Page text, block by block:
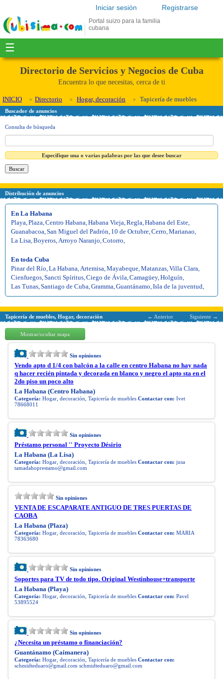
Registrarse
Iniciar sesión
Portal suizo para la familia
cubana
☰
Directorio de Servicios y Negocios de Cuba
Encuentra lo que necesitas, cerca de ti
INICIO Directorio Hogar, decoración Tapicería de muebles
Buscador de anuncios
Consulta de búsqueda
Especifique una o varias palabras por las que desee buscar
Distribución de anuncios
En La Habana
Playa Plaza Centro Habana Habana Vieja Regla Habana del Este
Guanabacoa San Miguel del Padrón 10 de Octubre Cerro Marianao
La Lisa Boyeros Arroyo Naranjo Cotorro
En toda Cuba
Pinar del Río La Habana Artemisa Mayabeque Matanzas Villa Clara
Cienfuegos Sancti Spíritus Ciego de Ávila Camagüey, Holguín
Las Tunas Santiago de Cuba Gramma Guantánamo Isla de la juventud
Tapicería de muebles, Hogar, decoración ← Anterior Siguiente →
Mostrar/ocultar mapa
Sin opiniones
Vendo apto d 1/4 con balcón a la calle en centro Habana no hay nada
q hacer recién pintada y decorada en blanco y negro el apto sta en el
2do piso un poco alto
La Habana (Centro Habana)
Categoría: Hogar, decoración, Tapicería de muebles Contactar con: Ivet
78668011
Sin opiniones
Préstamo personal '' Proyecto Désirio
La Habana (La Lisa)
Categoría: Hogar, decoración, Tapicería de muebles Contactar con: jusa
tamadahoprestamo@gmail.com
Sin opiniones
VENTA DE ESCAPARATE ANTIGUO DE TRES PUERTAS DE
CAOBA
La Habana (Plaza)
Categoría: Hogar, decoración, Tapicería de muebles Contactar con: MARIA
78363680
Sin opiniones
Soportes para TV de todo tipo. Original Westinhouse+transporte
La Habana (Playa)
Categoría: Hogar, decoración, Tapicería de muebles Contactar con: Pavel
53895524
Sin opiniones
¿Necesita un préstamo o financiación?
Guantánamo (Caimanera)
Categoría: Hogar, decoración, Tapicería de muebles Contactar con:
schmidteduaro@gmail.com schmidteduaro@gmail.com